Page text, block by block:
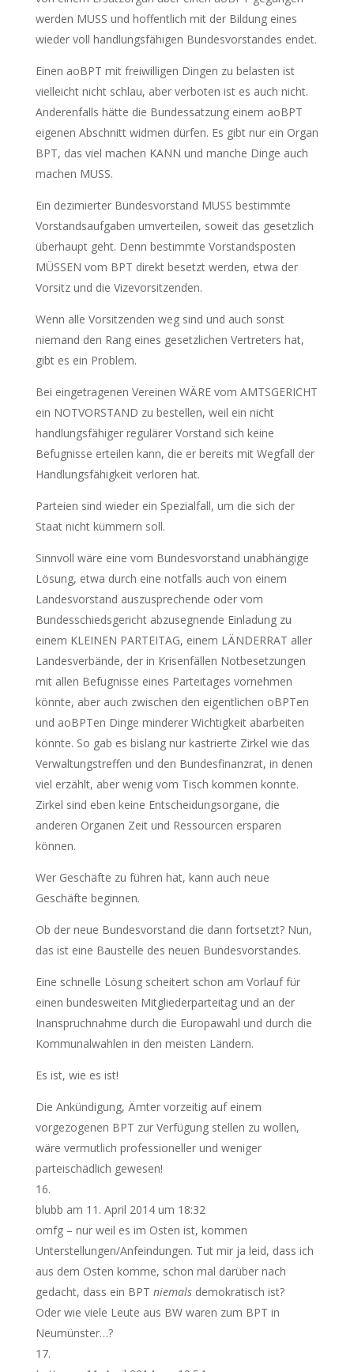
werden MUSS und hoffentlich mit der Bildung eines
wieder voll handlungsfähigen Bundesvorstandes endet.
Einen aoBPT mit freiwilligen Dingen zu belasten ist
vielleicht nicht schlau, aber verboten ist es auch nicht.
Anderenfalls hätte die Bundessatzung einem aoBPT
eigenen Abschnitt widmen dürfen. Es gibt nur ein Organ
BPT, das viel machen KANN und manche Dinge auch
machen MUSS.
Ein dezimierter Bundesvorstand MUSS bestimmte
Vorstandsaufgaben umverteilen, soweit das gesetzlich
überhaupt geht. Denn bestimmte Vorstandsposten
MÜSSEN vom BPT direkt besetzt werden, etwa der
Vorsitz und die Vizevorsitzenden.
Wenn alle Vorsitzenden weg sind und auch sonst
niemand den Rang eines gesetzlichen Vertreters hat,
gibt es ein Problem.
Bei eingetragenen Vereinen WÄRE vom AMTSGERICHT
ein NOTVORSTAND zu bestellen, weil ein nicht
handlungsfähiger regulärer Vorstand sich keine
Befugnisse erteilen kann, die er bereits mit Wegfall der
Handlungsfähigkeit verloren hat.
Parteien sind wieder ein Spezialfall, um die sich der
Staat nicht kümmern soll.
Sinnvoll wäre eine vom Bundesvorstand unabhängige
Lösung, etwa durch eine notfalls auch von einem
Landesvorstand auszusprechende oder vom
Bundesschiedsgericht abzusegnende Einladung zu
einem KLEINEN PARTEITAG, einem LÄNDERRAT aller
Landesverbände, der in Krisenfällen Notbesetzungen
mit allen Befugnisse eines Parteitages vornehmen
könnte, aber auch zwischen den eigentlichen oBPTen
und aoBPTen Dinge minderer Wichtigkeit abarbeiten
könnte. So gab es bislang nur kastrierte Zirkel wie das
Verwaltungstreffen und den Bundesfinanzrat, in denen
viel erzählt, aber wenig vom Tisch kommen konnte.
Zirkel sind eben keine Entscheidungsorgane, die
anderen Organen Zeit und Ressourcen ersparen
können.
Wer Geschäfte zu führen hat, kann auch neue
Geschäfte beginnen.
Ob der neue Bundesvorstand die dann fortsetzt? Nun,
das ist eine Baustelle des neuen Bundesvorstandes.
Eine schnelle Lösung scheitert schon am Vorlauf für
einen bundesweiten Mitgliederparteitag und an der
Inanspruchnahme durch die Europawahl und durch die
Kommunalwahlen in den meisten Ländern.
Es ist, wie es ist!
Die Ankündigung, Ämter vorzeitig auf einem
vorgezogenen BPT zur Verfügung stellen zu wollen,
wäre vermutlich professioneller und weniger
parteischädlich gewesen!
blubb am 11. April 2014 um 18:32
omfg – nur weil es im Osten ist, kommen
Unterstellungen/Anfeindungen. Tut mir ja leid, dass ich
aus dem Osten komme, schon mal darüber nach
gedacht, dass ein BPT niemalsdemokratisch ist?
Oder wie viele Leute aus BW waren zum BPT in
Neumünster…?